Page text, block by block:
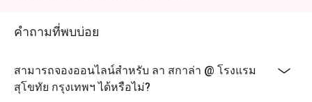
- อิ่มอร่อยกับบุฟเฟต์แอนติพาสตี้ชั้นเลิศ ลิ้มลองอาหาร
จับคู่มื้ออาหารของคุณกับค็อกเทลสูตรพิเศษ ไวน์ หรือ
เบียร์สักแก้ว
คำถามที่พบบ่อย
สามารถจองออนไลน์สำหรับ ลา สกาล่า @ โรงแรม
สุโขทัย กรุงเทพฯ ได้หรือไม่?